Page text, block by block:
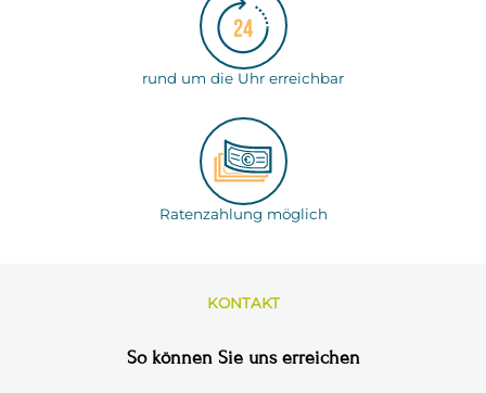
rund um die Uhr erreichbar
Ratenzahlung möglich
KONTAKT
So können Sie uns erreichen